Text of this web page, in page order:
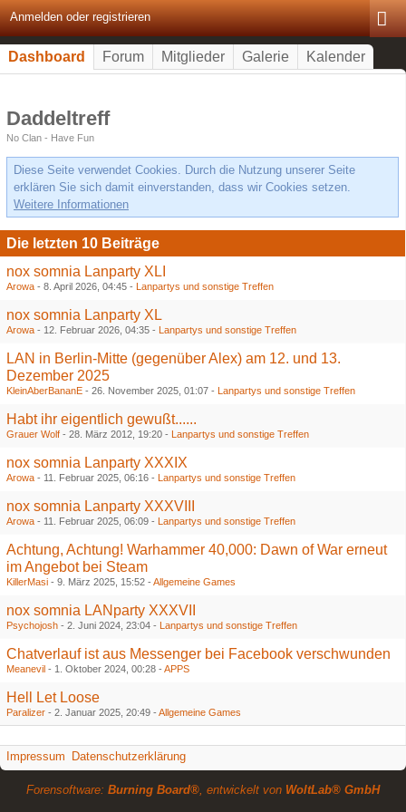
Anmelden oder registrieren
Dashboard Forum Mitglieder Galerie Kalender
Daddeltreff
No Clan - Have Fun
Diese Seite verwendet Cookies. Durch die Nutzung unserer Seite
erklären Sie sich damit einverstanden, dass wir Cookies setzen.
Weitere Informationen
Die letzten 10 Beiträge
nox somnia Lanparty XLI
Arowa - 8. April 2026, 04:45 - Lanpartys und sonstige Treffen
nox somnia Lanparty XL
Arowa - 12. Februar 2026, 04:35 - Lanpartys und sonstige Treffen
LAN in Berlin-Mitte (gegenüber Alex) am 12. und 13.
Dezember 2025
KleinAberBananE - 26. November 2025, 01:07 - Lanpartys und sonstige Treffen
Habt ihr eigentlich gewußt......
Grauer Wolf - 28. März 2012, 19:20 - Lanpartys und sonstige Treffen
nox somnia Lanparty XXXIX
Arowa - 11. Februar 2025, 06:16 - Lanpartys und sonstige Treffen
nox somnia Lanparty XXXVIII
Arowa - 11. Februar 2025, 06:09 - Lanpartys und sonstige Treffen
Achtung, Achtung! Warhammer 40,000: Dawn of War erneut
im Angebot bei Steam
KillerMasi - 9. März 2025, 15:52 - Allgemeine Games
nox somnia LANparty XXXVII
Psychojosh - 2. Juni 2024, 23:04 - Lanpartys und sonstige Treffen
Chatverlauf ist aus Messenger bei Facebook verschwunden
Meanevil - 1. Oktober 2024, 00:28 - APPS
Hell Let Loose
Paralizer - 2. Januar 2025, 20:49 - Allgemeine Games
Impressum Datenschutzerklärung
Forensoftware: Burning Board®, entwickelt von WoltLab® GmbH